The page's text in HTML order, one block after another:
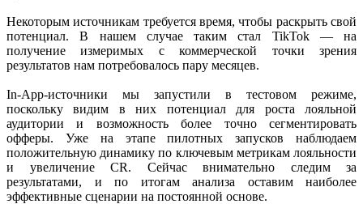
Некоторым источникам требуется время, чтобы раскрыть свой
потенциал. В нашем случае таким стал TikTok — на
получение измеримых с коммерческой точки зрения
результатов нам потребовалось пару месяцев.
In-App-источники мы запустили в тестовом режиме,
поскольку видим в них потенциал для роста лояльной
аудитории и возможность более точно сегментировать
офферы. Уже на этапе пилотных запусков наблюдаем
положительную динамику по ключевым метрикам лояльности
и увеличение CR. Сейчас внимательно следим за
результатами, и по итогам анализа оставим наиболее
эффективные сценарии на постоянной основе.